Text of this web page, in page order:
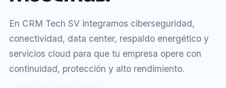
En CRM Tech SV integramos ciberseguridad,
conectividad, data center, respaldo energético y
servicios cloud para que tu empresa opere con
continuidad, protección y alto rendimiento.